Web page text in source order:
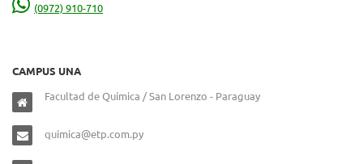
(0972) 910-710
CAMPUS UNA
Facultad de Química / San Lorenzo - Paraguay
quimica@etp.com.py